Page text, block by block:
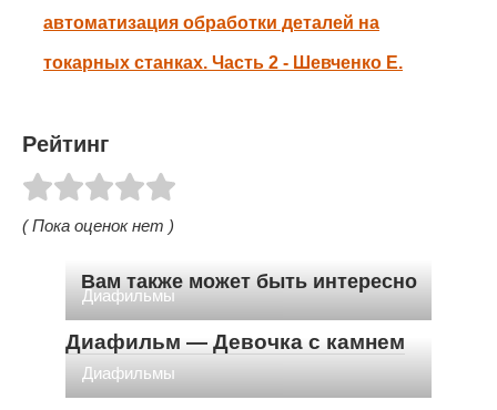
автоматизация обработки деталей на
токарных станках. Часть 2 - Шевченко Е.
Рейтинг
( Пока оценок нет )
Вам также может быть интересно
Диафильмы
Диафильм — Девочка с камнем
Диафильмы